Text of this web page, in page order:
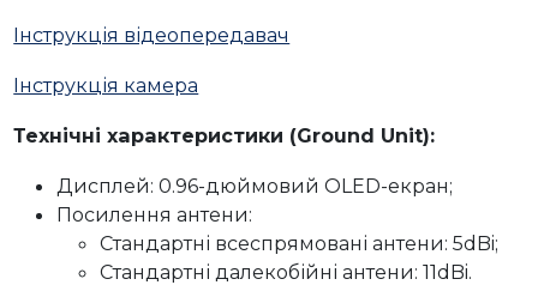
Інструкція відеопередавач
Інструкція камера
Технічні характеристики (Ground Unit):
Дисплей: 0.96-дюймовий OLED-екран;
Посилення антени:
Стандартні всеспрямовані антени: 5dBi;
Стандартні далекобійні антени: 11dBi.